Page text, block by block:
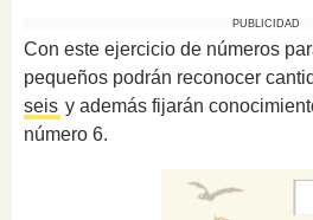
PUBLICIDAD
Con este ejercicio de números
pequeños podrán reconocer
seis y además fijarán
número 6.